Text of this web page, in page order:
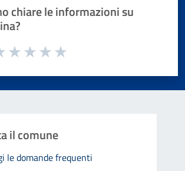
chiare le informazioni su
la pagina
il comune
le domande frequenti